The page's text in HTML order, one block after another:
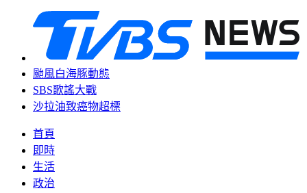
颱風白海豚動態
SBS歌謠大戰
沙拉油致癌物超標
首頁
即時
生活
政治